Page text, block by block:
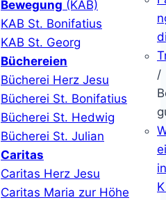
Bewegung (KAB)
KAB St. Bonifatius
KAB St. Georg
Büchereien
Bücherei Herz Jesu
Bücherei St. Bonifatius
Bücherei St. Hedwig
Bücherei St. Julian
Caritas
Caritas Herz Jesu
Caritas Maria zur Höhe
/